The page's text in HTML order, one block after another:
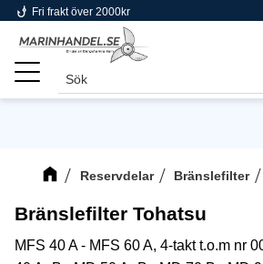
Meny
phishing Fri frakt över 2000kr
Reservdelar Bränslefilter
Bränslefilter Tohatsu
MFS 40 A - MFS 60 A, 4-takt t.o.m nr